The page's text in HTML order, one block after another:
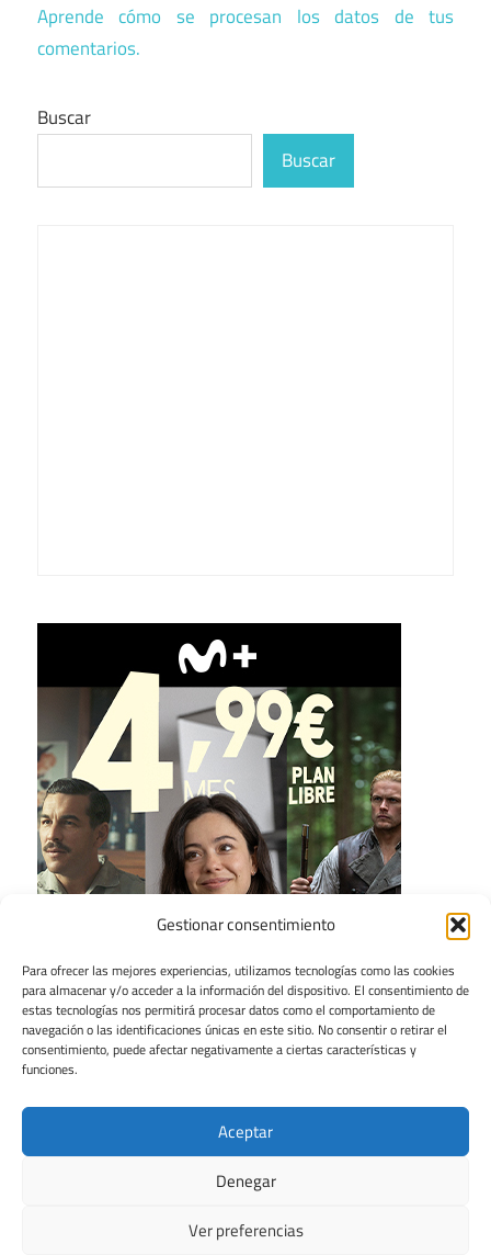
Gestionar consentimiento
Para ofrecer las mejores experiencias, utilizamos tecnologías como las cookies
para almacenar y/o acceder a la información del dispositivo. El consentimiento de
estas tecnologías nos permitirá procesar datos como el comportamiento de
navegación o las identificaciones únicas en este sitio. No consentir o retirar el
consentimiento, puede afectar negativamente a ciertas características y
funciones.
Aceptar
Denegar
Ver preferencias
Aprende cómo se procesan los datos de tus
comentarios.
Buscar
Buscar